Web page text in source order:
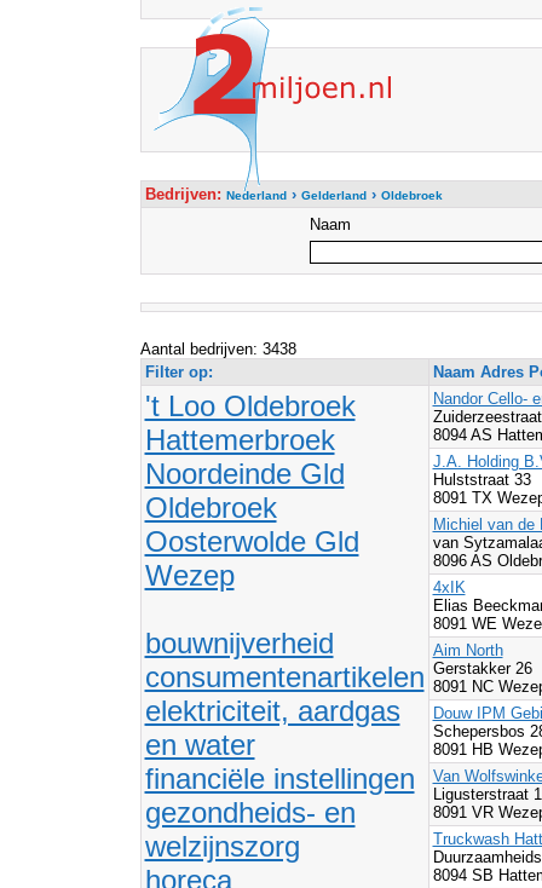
Bedrijven: Nederland› Gelderland› Oldebroek
Naam
Aantal bedrijven: 3438
Filter op:
Naam Adres
't Loo Oldebroek
Hattemerbroek
Noordeinde Gld
Oldebroek
Oosterwolde Gld
Wezep
bouwnijverheid
consumentenartikelen
elektriciteit, aardgas
en water
financiële instellingen
gezondheids- en
welzijnszorg
horeca
Nandor Cello-
8094 AS
J.A. Holding
Hulststraat 33
8091 TX
Michiel van de
van
8096 AS
4xIK
Elias
8091 WE
Aim North
Gerstakker 26
8091 NC
Douw IPM
Schepersbos
8091 HB
Van
Ligusterstraat
8091 VR
Truckwash
8094 SB